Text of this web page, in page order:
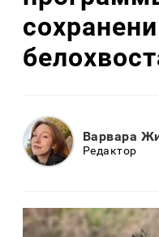
Варвара
Редактор